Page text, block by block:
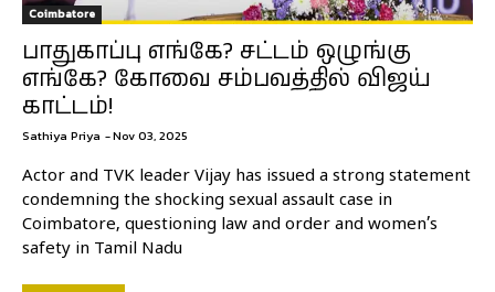
Coimbatore
பாதுகாப்பு எங்கே? சட்டம் ஒழுங்கு
எங்கே? கோவை சம்பவத்தில் விஜய்
காட்டம்!
Sathiya Priya -Nov 03, 2025
Actor and TVK leader Vijay has issued a strong statement
condemning the shocking sexual assault case in
Coimbatore, questioning law and order and women’s
safety in Tamil Nadu